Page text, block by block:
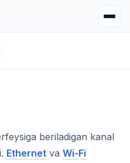
beriladigan kanal
Ethernet va Wi-Fi